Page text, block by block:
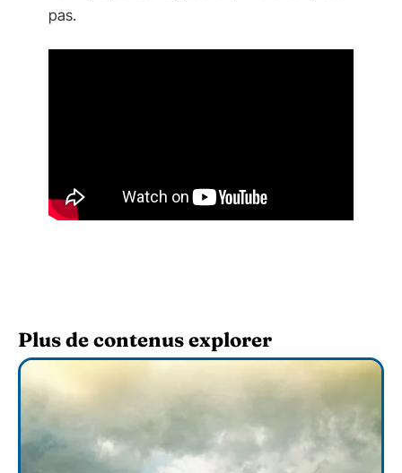
pas.
Plus de contenus explorer